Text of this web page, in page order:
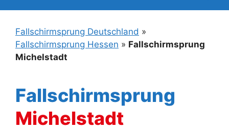
Fallschirmsprung Deutschland »
Fallschirmsprung Hessen » Fallschirmsprung
Michelstadt
Fallschirmsprung
Michelstadt